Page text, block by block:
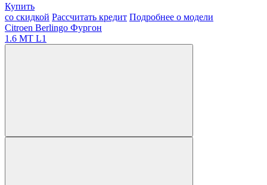
Купить
со скидкой Рассчитать кредит Подробнее о модели
Citroen Berlingo Фургон
1.6 MT L1